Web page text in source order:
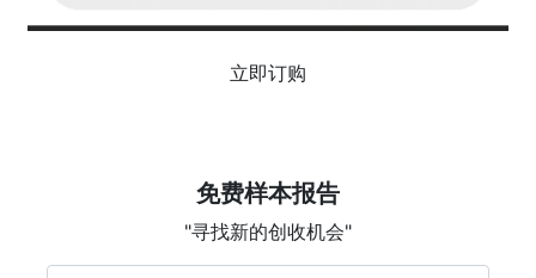
立即订购
免费样本报告
"寻找新的创收机会"